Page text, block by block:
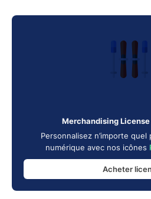
Merchandising License
Personnalisez n’importe
numérique avec nos icônes
Acheter